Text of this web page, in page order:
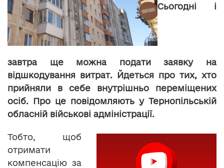
Сьогодні і
завтра ще можна подати заявку на
відшкодування витрат. Йдеться про тих, хто
прийняли в себе внутрішньо переміщених
осіб. Про це повідомляють у Тернопільській
обласній військові адміністрації.
Тобто, щоб
отримати
компенсацію за